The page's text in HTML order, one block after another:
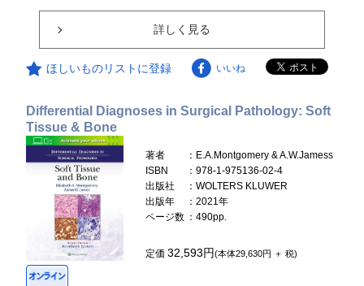
詳しく見る
ほしいものリストに登録 いいね
Differential Diagnoses in Surgical Pathology: Soft
Tissue & Bone
著者
：E.A.Montgomery & A.W.Jamess
ISBN
：978-1-975136-02-4
出版社
：WOLTERS KLUWER
出版年
：2021年
ページ数 ：490pp.
定価32,593円(本体29,630円 ＋ 税)